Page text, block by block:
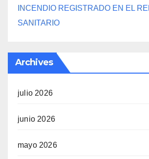
INCENDIO REGISTRADO EN EL
SANITARIO
Archives
julio 2026
junio 2026
mayo 2026